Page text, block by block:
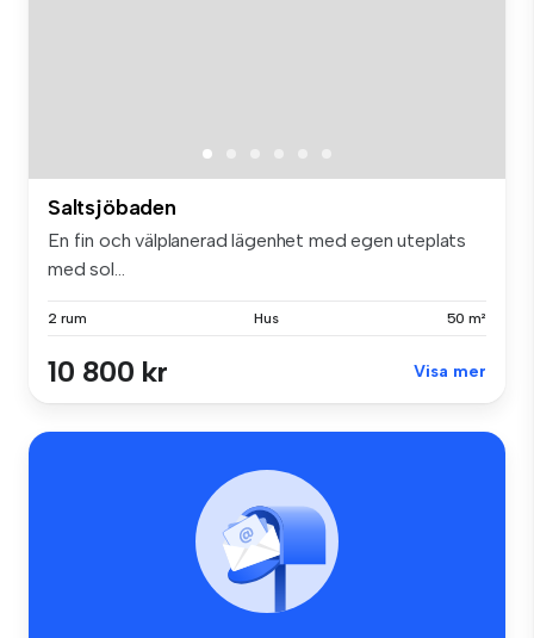
Saltsjöbaden
En fin och välplanerad lägenhet med egen uteplats
med sol...
2 rum Hus 50 m²
10 800 kr Visa mer